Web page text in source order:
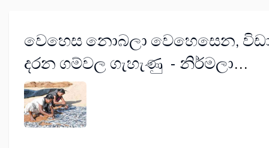
වෙහෙස නොබලා වෙහෙසෙන,
දරන ගම්වල ගැහැණු - නිර්මලා
දිසානායක